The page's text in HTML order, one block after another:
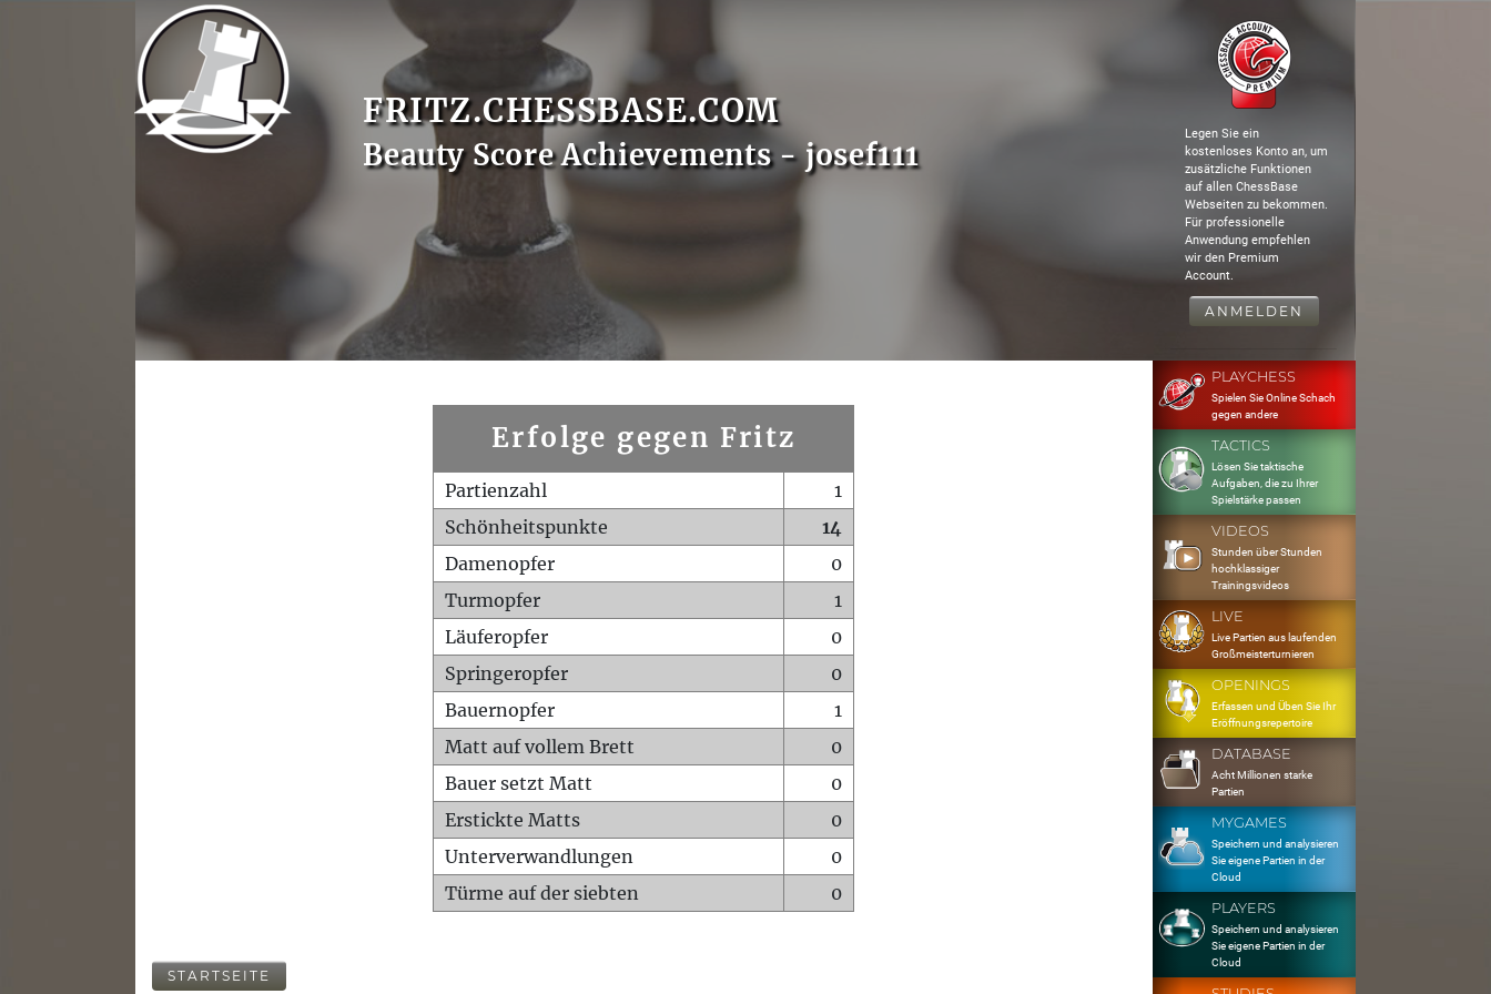
FRITZ.CHESSBASE.COM
Beauty Score Achievements - josef111
Legen Sie ein
kostenloses Konto an, um
zusätzliche Funktionen
auf allen ChessBase
Webseiten zu bekommen.
Für professionelle
Anwendung empfehlen
wir den Premium
Account.
ANMELDEN
Erfolge gegen Fritz
Partienzahl
1
Schönheitspunkte
14
Damenopfer
0
Turmopfer
1
Läuferopfer
0
Springeropfer
0
Bauernopfer
1
Matt auf vollem Brett
0
Bauer setzt Matt
0
Erstickte Matts
0
Unterverwandlungen
0
Türme auf der siebten
0
STARTSEITE
PLAYCHESS
Spielen Sie Online Schach
gegen andere
TACTICS
Lösen Sie taktische
Aufgaben, die zu Ihrer
Spielstärke passen
VIDEOS
Stunden über Stunden
hochklassiger
Trainingsvideos
LIVE
Live Partien aus laufenden
Großmeisterturnieren
OPENINGS
Erfassen und Üben Sie Ihr
Eröffnungsrepertoire
DATABASE
Acht Millionen starke
Partien
MYGAMES
Speichern und analysieren
Sie eigene Partien in der
Cloud
PLAYERS
Speichern und analysieren
Sie eigene Partien in der
Cloud